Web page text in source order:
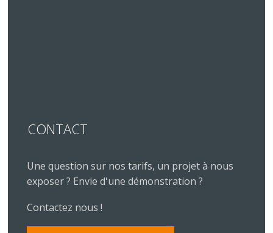
CONTACT
Une question sur nos tarifs, un projet à nous
exposer ? Envie d'une démonstration ?
Contactez nous !